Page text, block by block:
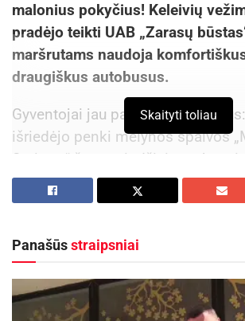
malonius pokyčius! Keleivių
pradėjo teikti UAB „Zarasų
maršrutams naudoja
draugiškus autobusus.
Gyventojai jau pastebėjo
išriedėjo penki mėlynos spalvos
Sprinter“ žemagrindžiai autobusai.
Kiekvienas autobusas talpina 23
standartus, užtikrinančius mažesnį
ypač asmenims su negalia, tėvams
vežimėliais ar senjorams.
Skaityti toliau
Panašūsstraipsniai